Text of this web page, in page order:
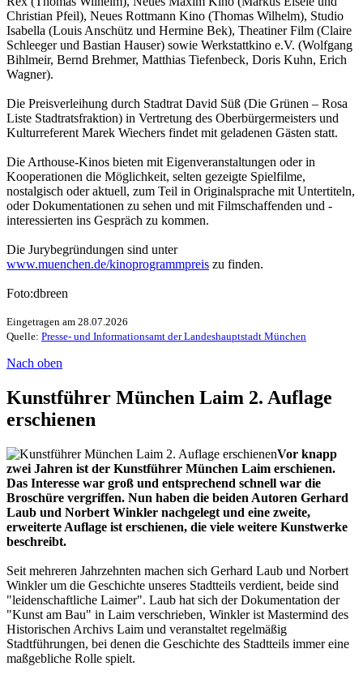
Christian Pfeil), Neues Rottmann Kino (Thomas Wilhelm), Studio
Isabella (Louis Anschütz und Hermine Bek), Theatiner Film (Claire
Schleeger und Bastian Hauser) sowie Werkstattkino e.V. (Wolfgang
Bihlmeir, Bernd Brehmer, Matthias Tiefenbeck, Doris Kuhn, Erich
Wagner).
Die Preisverleihung durch Stadtrat David Süß (Die Grünen – Rosa
Liste Stadtratsfraktion) in Vertretung des Oberbürgermeisters und
Kulturreferent Marek Wiechers findet mit geladenen Gästen statt.
Die Arthouse-Kinos bieten mit Eigenveranstaltungen oder in
Kooperationen die Möglichkeit, selten gezeigte Spielfilme,
nostalgisch oder aktuell, zum Teil in Originalsprache mit Untertiteln,
oder Dokumentationen zu sehen und mit Filmschaffenden und -
interessierten ins Gespräch zu kommen.
Die Jurybegründungen sind unter
www.muenchen.de/kinoprogrammpreis zu finden.
Foto:dbreen
Eingetragen am 28.07.2026
Quelle: Presse- und Informationsamt der Landeshauptstadt München
Nach oben
Kunstführer München Laim 2. Auflage
erschienen
Vor knapp
zwei Jahren ist der Kunstführer München Laim erschienen.
Das Interesse war groß und entsprechend schnell war die
Broschüre vergriffen. Nun haben die beiden Autoren Gerhard
Laub und Norbert Winkler nachgelegt und eine zweite,
erweiterte Auflage ist erschienen, die viele weitere Kunstwerke
beschreibt.
Seit mehreren Jahrzehnten machen sich Gerhard Laub und Norbert
Winkler um die Geschichte unseres Stadtteils verdient, beide sind
"leidenschaftliche Laimer". Laub hat sich der Dokumentation der
"Kunst am Bau" in Laim verschrieben, Winkler ist Mastermind des
Historischen Archivs Laim und veranstaltet regelmäßig
Stadtführungen, bei denen die Geschichte des Stadtteils immer eine
maßgebliche Rolle spielt.